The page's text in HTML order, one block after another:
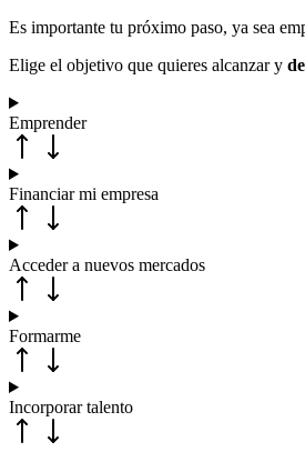
Es importante tu próximo paso, ya sea
Elige el objetivo que quieres alcanzar y
Emprender
Financiar mi empresa
Acceder a nuevos mercados
Formarme
Incorporar talento